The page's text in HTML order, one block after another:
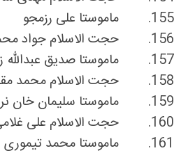
155.
ماموستا علی رزمجو
156.
حجت الاسلام جواد
157.
ماموستا صدیق عبدالله
158.
حجت الاسلام محمد
159.
ماموستا سلیمان خان
160.
حجت الاسلام علی
161.
ماموستا محمد تیمورى